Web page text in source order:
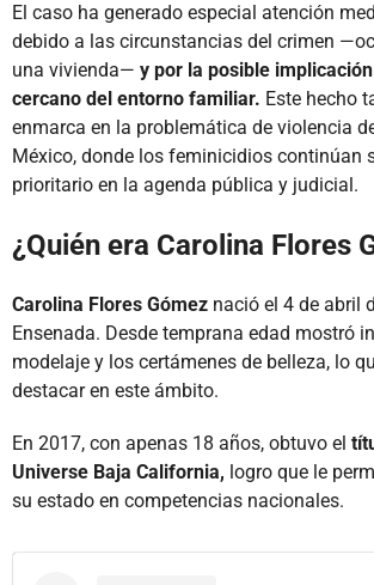
El caso ha generado especial atención
debido a las circunstancias del crimen
una vivienda— y por la posible
cercano del entorno familiar. Este hecho
enmarca en la problemática de violencia
México, donde los feminicidios continúan
prioritario en la agenda pública y judicial.
¿Quién era Carolina Flores
Carolina Flores Gómez nació el 4 de abril
Ensenada. Desde temprana edad mostró
modelaje y los certámenes de belleza, lo
destacar en este ámbito.
En 2017, con apenas 18 años, obtuvo el
Universe Baja California, logro que le
su estado en competencias nacionales.